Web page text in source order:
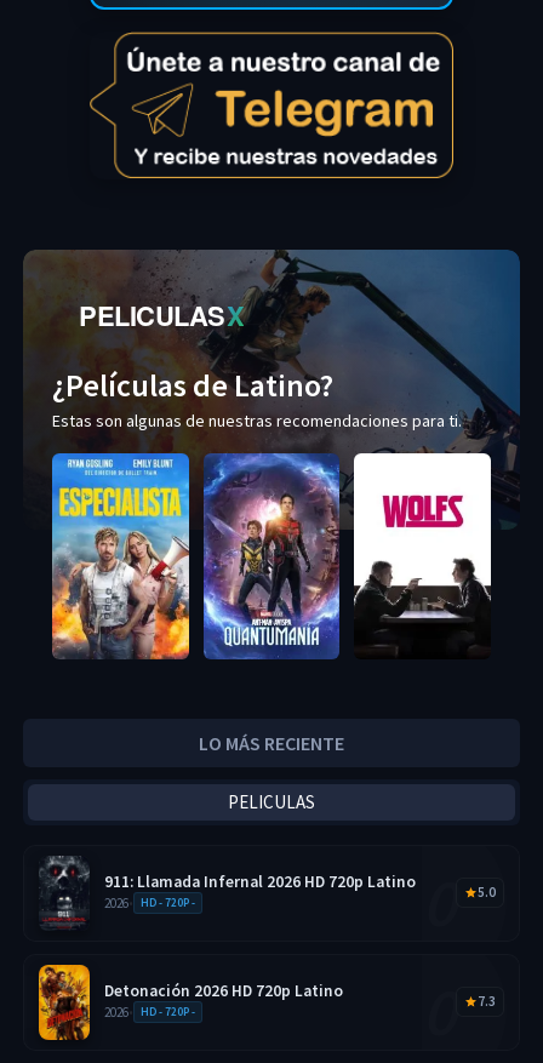
PELICULASX
¿Películas de Latino?
Estas son algunas de nuestras recomendaciones para ti.
LO MÁS RECIENTE
PELICULAS
911: Llamada Infernal 2026 HD 720p Latino
2026• HD - 720P -
5.0
Detonación 2026 HD 720p Latino
2026• HD - 720P -
7.3